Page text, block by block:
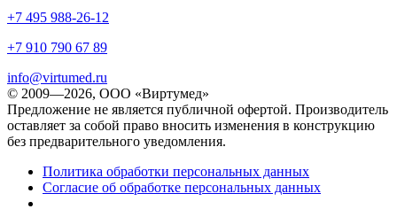
+7 495 988-26-12
+7 910 790 67 89
info@virtumed.ru
© 2009—2026, ООО «Виртумед»
Предложение не является публичной офертой. Производитель
оставляет за собой право вносить изменения в конструкцию
без предварительного уведомления.
Политика обработки персональных данных
Согласие об обработке персональных данных